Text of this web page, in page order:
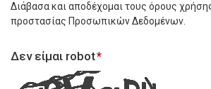
Διάβασα και αποδέχομαι τους όρους
προστασίας Προσωπικών Δεδομένων.
Δεν είμαι robot*